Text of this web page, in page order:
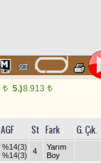
t 5.)8.913 t
AGF St Fark G. Çık.
%14(3)
%14(3)
4
Yarım
Boy